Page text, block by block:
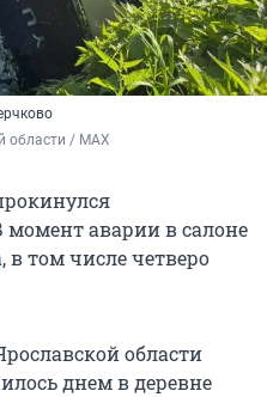
области / MAX
момент аварии в салоне
в том числе четверо
области
днем в деревне